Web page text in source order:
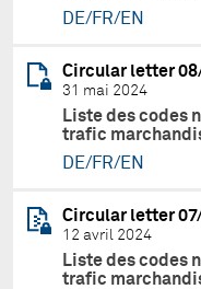
DE/FR/EN
Circular letter
31 mai 2024
Liste des codes
trafic
DE/FR/EN
Circular letter
12 avril 2024
Liste des codes
trafic